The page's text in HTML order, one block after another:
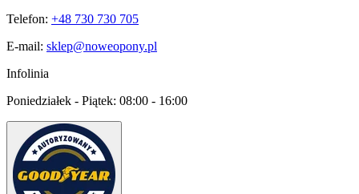
Telefon: +48 730 730 705
E-mail: sklep@noweopony.pl
Infolinia
Poniedziałek - Piątek: 08:00 - 16:00